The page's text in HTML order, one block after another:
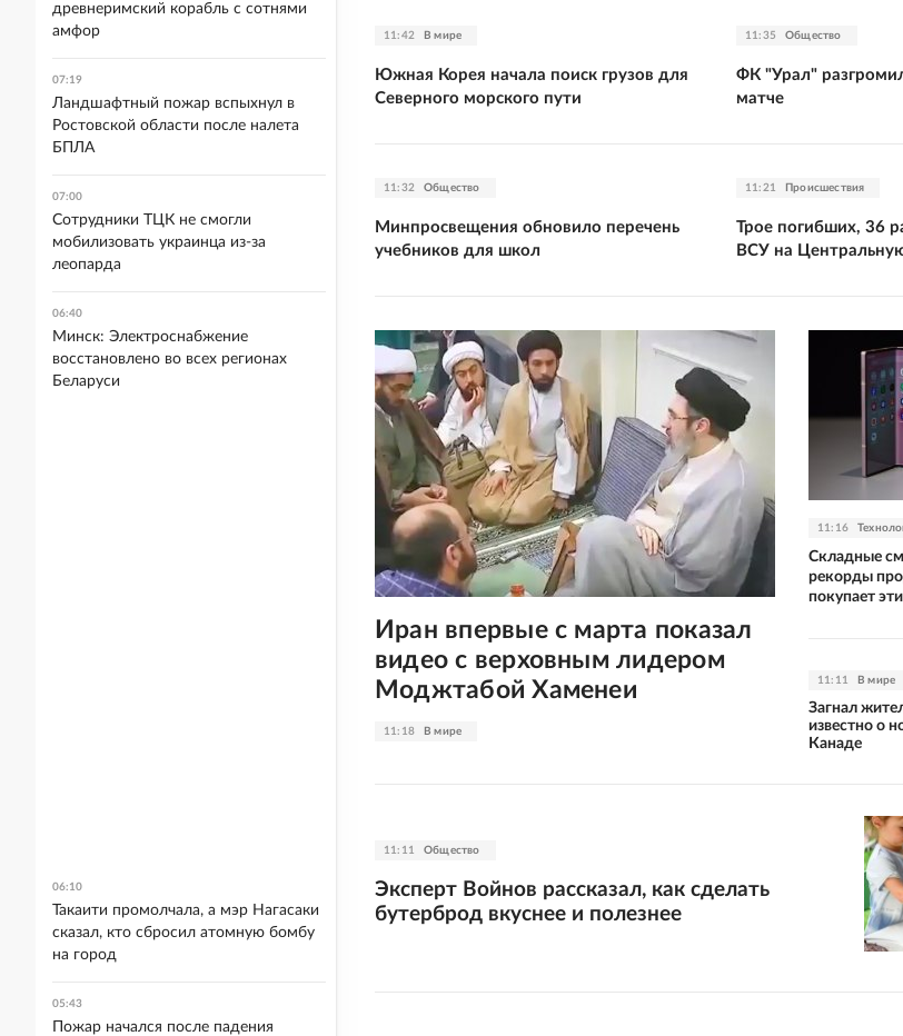
11:42 В мире
Южная Корея начала поиск грузов для
Северного морского пути
11:35 Общество
ФК "Урал"
матче
11:32 Общество
Минпросвещения обновило перечень
учебников для школ
11:21 Происшествия
Трое погибших, 36
ВСУ на
11:18 В мире
Иран впервые с марта показал
видео с верховным лидером
Моджтабой Хаменеи
11:16
Складные
рекорды
покупает
11:11 В мире
Загнал
известно о
Канаде
11:11 Общество
Эксперт Войнов рассказал, как сделать
бутерброд вкуснее и полезнее
древнеримский корабль с сотнями
амфор
07:19
Ландшафтный пожар вспыхнул в
Ростовской области после налета
БПЛА
07:00
Сотрудники ТЦК не смогли
мобилизовать украинца из-за
леопарда
06:40
Минск: Электроснабжение
восстановлено во всех регионах
Беларуси
06:10
Такаити промолчала, а мэр Нагасаки
сказал, кто сбросил атомную бомбу
на город
05:43
Пожар начался после падения